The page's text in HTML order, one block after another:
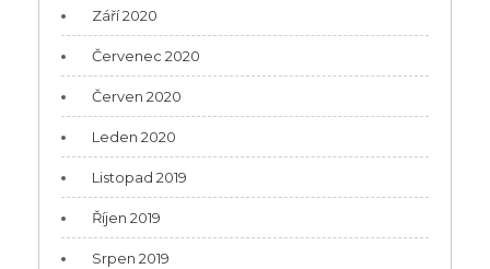
Září 2020
Červenec 2020
Červen 2020
Leden 2020
Listopad 2019
Říjen 2019
Srpen 2019